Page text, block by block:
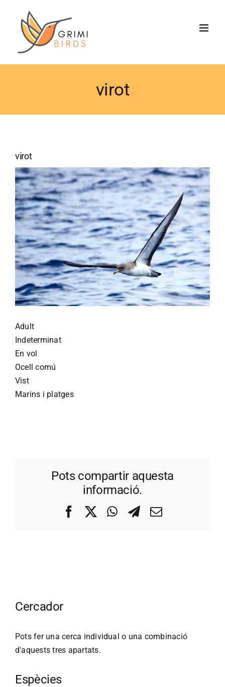
contenido
virot
virot
Adult
Indeterminat
En vol
Ocell comú
Vist
Marins i platges
Pots compartir aquesta
informació.
FacebookWhatsApp
Telegram
Correo
Cercador
Pots fer una cerca individual o una combinació
d'aquests tres apartats.
Espècies